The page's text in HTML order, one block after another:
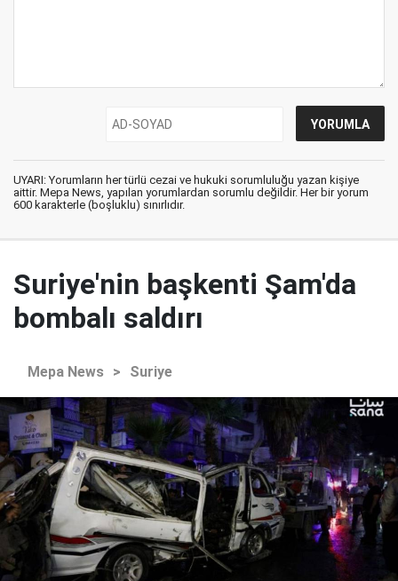
UYARI: Yorumların her türlü cezai ve hukuki sorumluluğu yazan kişiye
aittir. Mepa News, yapılan yorumlardan sorumlu değildir. Her bir yorum
600 karakterle (boşluklu) sınırlıdır.
Suriye'nin başkenti Şam'da
bombalı saldırı
Mepa News > Suriye